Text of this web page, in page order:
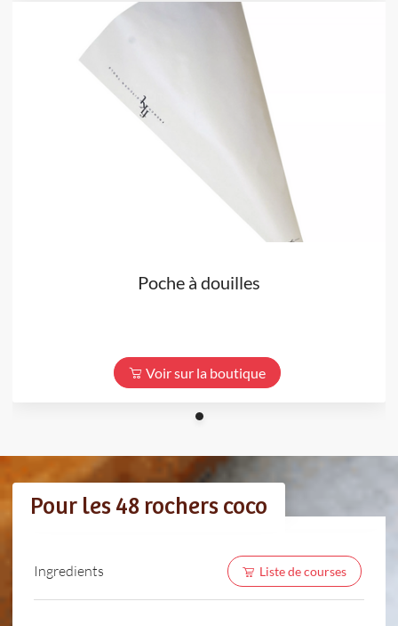
Poche à douilles
Voir sur la boutique
Pour les 48 rochers coco
Ingredients Liste de courses